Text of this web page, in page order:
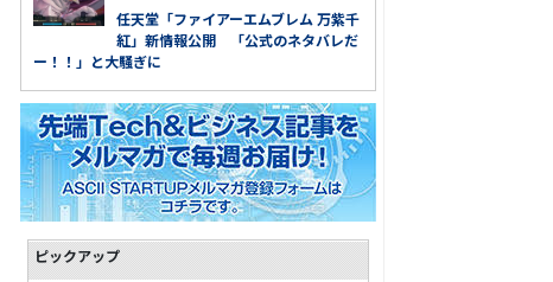
任天堂「ファイアーエムブレム 万紫千
紅」新情報公開 「公式のネタバレだ
ー！！」と大騒ぎに
ピックアップ